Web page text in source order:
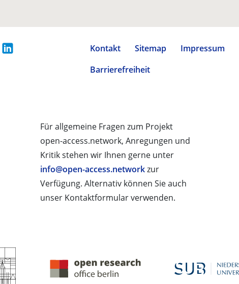
Kontakt Sitemap Impressum
Barrierefreiheit
Für allgemeine Fragen zum Projekt
open-access.network, Anregungen und
Kritik stehen wir Ihnen gerne unter
info@open-access.networkzur
Verfügung. Alternativ können Sie auch
unser Kontaktformular verwenden.